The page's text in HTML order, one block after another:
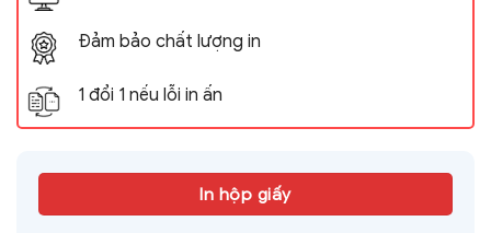
Đảm bảo chất lượng in
1 đổi 1 nếu lỗi in ấn
In hộp giấy